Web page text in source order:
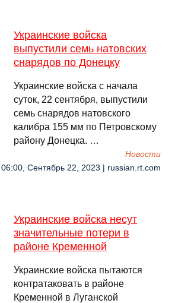
Украинские войска
выпустили семь натовских
снарядов по Донецку
Украинские войска с начала
суток, 22 сентября, выпустили
семь снарядов натовского
калибра 155 мм по Петровскому
району Донецка. …
Новости
06:00, Сентябрь 22, 2023 | russian.rt.com
Украинские войска несут
значительные потери в
районе Кременной
Украинские войска пытаются
контратаковать в районе
Кременной в Луганской